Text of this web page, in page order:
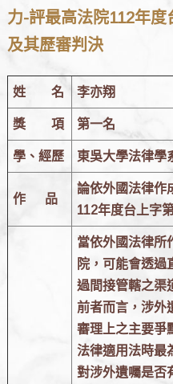
力-評最高法院112年
及其歷審判決
姓 名 李亦翔
獎 項 第一名
學、經歷 東吳大學法律學
作 品
論依外國法律作
112年度台上字
當依外國法律所
院，可能會透過
過間接管轄之渠
前者而言，涉外
審理上之主要爭
法律適用法時最
對涉外遺囑是否